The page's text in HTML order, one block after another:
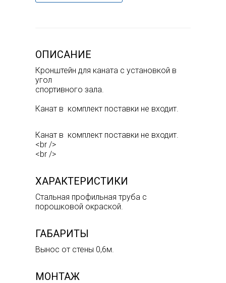
ОПИСАНИЕ
Кронштейн для каната с установкой в
угол
спортивного зала.
Канат в комплект поставки не входит.
Канат в комплект поставки не входит.
<br />
<br />
ХАРАКТЕРИСТИКИ
Стальная профильная труба с
порошковой окраской.
ГАБАРИТЫ
Вынос от стены 0,6м.
МОНТАЖ